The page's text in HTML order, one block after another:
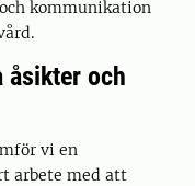
kommunikation
åsikter och
vi en
arbete med att